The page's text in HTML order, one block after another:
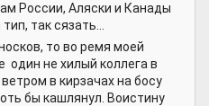
России, Аляски и Канады
так сязать...
то во ремя моей
один не хилый коллега в
в кирзачах на босу
бы кашлянул. Воистину